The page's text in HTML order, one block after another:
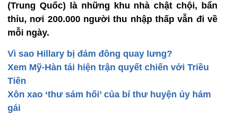
(Trung Quốc) là những khu nhà chật chội, bẩn
thỉu, nơi 200.000 người thu nhập thấp vẫn đi về
mỗi ngày.
Vì sao Hillary bị đám đông quay lưng?
Xem Mỹ-Hàn tái hiện trận quyết chiến với Triều
Tiên
Xôn xao ‘thư sám hối’ của bí thư huyện ủy hám
gái